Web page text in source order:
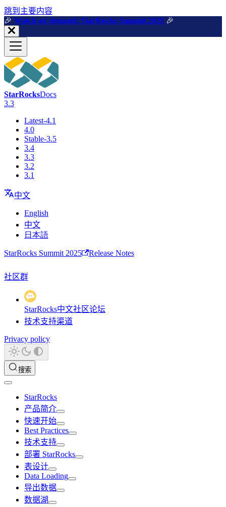
跳到主要内容
🎉️ Watch on demand: StarRocks Summit 2025 🎉️
StarRocksDocs
3.3
Latest-4.1
4.0
Stable-3.5
3.4
3.3
3.2
3.1
中文
English
中文
日本語
StarRocks Summit 2025 Release Notes
社区群
StarRocks中文社区论坛
技术支持渠道
Privacy policy
搜索
StarRocks
产品简介
快速开始
Best Practices
技术支持
部署 StarRocks
表设计
Data Loading
导出数据
数据湖